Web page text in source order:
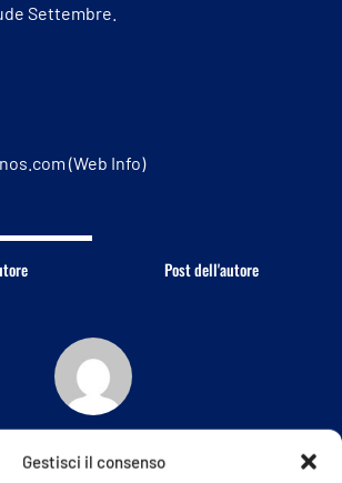
Gestisci il consenso
Settembre.
(Web Info)
Post dell'autore